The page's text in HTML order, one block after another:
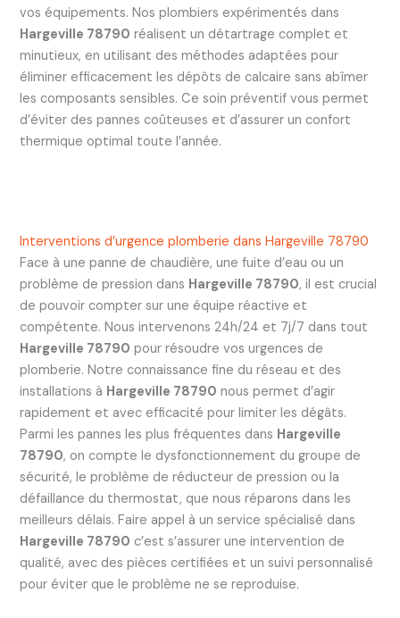
vos équipements. Nos plombiers expérimentés dans
Hargeville 78790 réalisent un détartrage complet et
minutieux, en utilisant des méthodes adaptées pour
éliminer efficacement les dépôts de calcaire sans abîmer
les composants sensibles. Ce soin préventif vous permet
d’éviter des pannes coûteuses et d’assurer un confort
thermique optimal toute l’année.
Interventions d’urgence plomberie dans Hargeville 78790
Face à une panne de chaudière, une fuite d’eau ou un
problème de pression dans Hargeville 78790, il est crucial
de pouvoir compter sur une équipe réactive et
compétente. Nous intervenons 24h/24 et 7j/7 dans tout
Hargeville 78790 pour résoudre vos urgences de
plomberie. Notre connaissance fine du réseau et des
installations à Hargeville 78790 nous permet d’agir
rapidement et avec efficacité pour limiter les dégâts.
Parmi les pannes les plus fréquentes dans Hargeville
78790, on compte le dysfonctionnement du groupe de
sécurité, le problème de réducteur de pression ou la
défaillance du thermostat, que nous réparons dans les
meilleurs délais. Faire appel à un service spécialisé dans
Hargeville 78790 c’est s’assurer une intervention de
qualité, avec des pièces certifiées et un suivi personnalisé
pour éviter que le problème ne se reproduise.